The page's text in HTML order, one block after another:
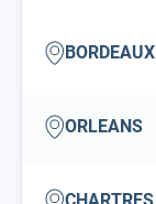
bordeaux
BORDEAUX
orleans
ORLEANS
chartres
CHARTRES